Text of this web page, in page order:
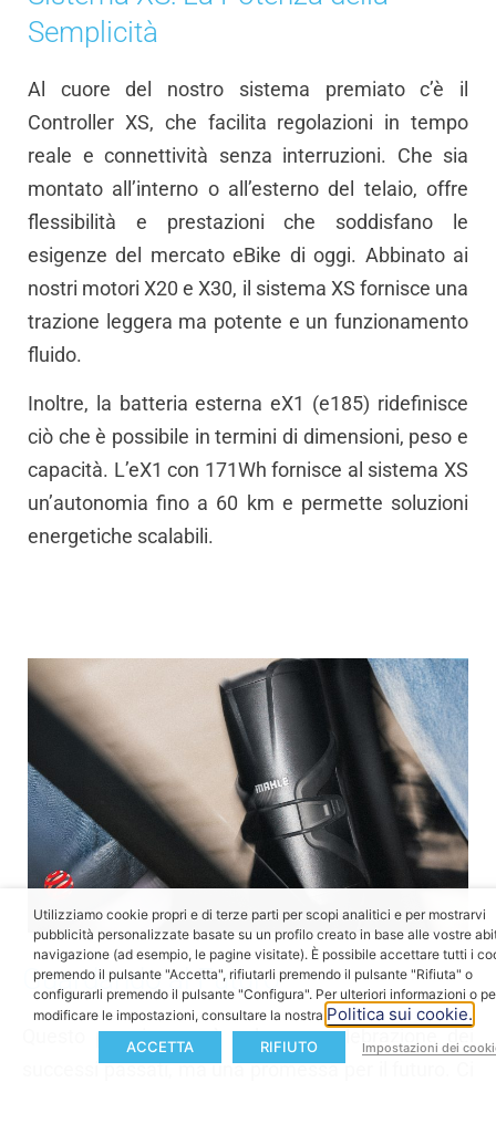
Semplicità
Al cuore del nostro sistema premiato c’è il
Controller XS, che facilita regolazioni in tempo
reale e connettività senza interruzioni. Che sia
montato all’interno o all’esterno del telaio, offre
flessibilità e prestazioni che soddisfano le
esigenze del mercato eBike di oggi. Abbinato ai
nostri motori X20 e X30, il sistema XS fornisce una
trazione leggera ma potente e un funzionamento
fluido.
Inoltre, la batteria esterna eX1 (e185) ridefinisce
ciò che è possibile in termini di dimensioni, peso e
capacità. L’eX1 con 171Wh fornisce al sistema XS
un’autonomia fino a 60 km e permette soluzioni
energetiche scalabili.
Guardando al Futuro
Questo premio non è solo una celebrazione dei
successi passati, ma una promessa per il futuro. Ci
Utilizziamo cookie propri e di terze parti per scopi analitici e per mostrarvi
pubblicità personalizzate basate su un profilo creato in base alle vostre
navigazione (ad esempio, le pagine visitate). È possibile accettare tutti i
premendo il pulsante "Accetta", rifiutarli premendo il pulsante "Rifiuta" o
configurarli premendo il pulsante "Configura". Per ulteriori informazioni o
modificare le impostazioni, consultare la nostra Politica sui cookie.
ACCETTA RIFIUTO Impostazioni dei